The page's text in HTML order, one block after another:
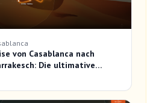
von Casablanca nach
Die ultimative